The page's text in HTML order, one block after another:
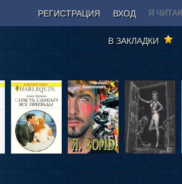
РЕГИСТРАЦИЯ ВХОД Я
В ЗАКЛАДКИ